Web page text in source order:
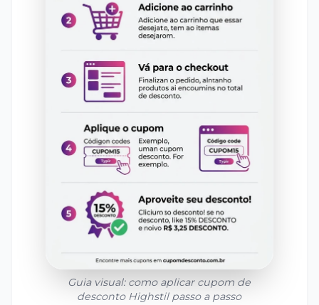
Guia visual: como aplicar cupom de
desconto Highstilpasso a passo